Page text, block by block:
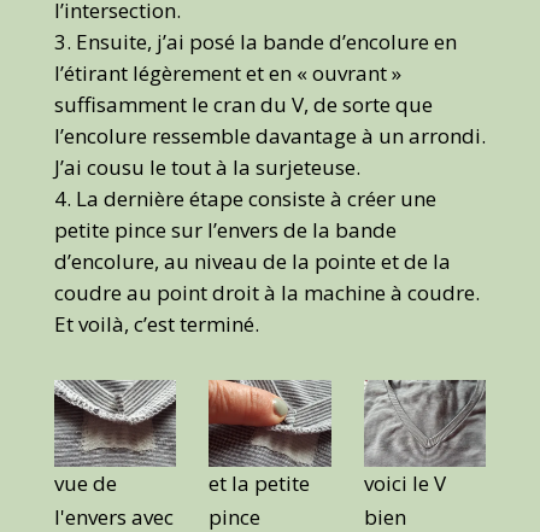
l’intersection.
Ensuite, j’ai posé la bande d’encolure en
l’étirant légèrement et en « ouvrant »
suffisamment le cran du V, de sorte que
l’encolure ressemble davantage à un arrondi.
J’ai cousu le tout à la surjeteuse.
La dernière étape consiste à créer une
petite pince sur l’envers de la bande
d’encolure, au niveau de la pointe et de la
coudre au point droit à la machine à coudre.
Et voilà, c’est terminé.
vue de
l'envers avec
et la petite
pince
voici le V
bien